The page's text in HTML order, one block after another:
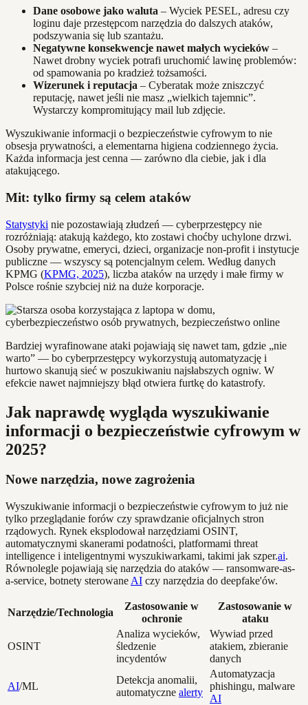
Dane osobowe jako waluta – Wyciek PESEL, adresu czy
loginu daje przestępcom narzędzia do dalszych ataków,
podszywania się lub szantażu.
Negatywne konsekwencje nawet małych wycieków –
Nawet drobny wyciek potrafi uruchomić lawinę problemów:
od spamowania po kradzież tożsamości.
Wizerunek i reputacja – Cyberatak może zniszczyć
reputację, nawet jeśli nie masz „wielkich tajemnic”.
Wystarczy kompromitujący mail lub zdjęcie.
Wyszukiwanie informacji o bezpieczeństwie cyfrowym to nie
obsesja prywatności, a elementarna higiena codziennego życia.
Każda informacja jest cenna — zarówno dla ciebie, jak i dla
atakującego.
Mit: tylko firmy są celem ataków
Statystyki nie pozostawiają złudzeń — cyberprzestępcy nie
rozróżniają: atakują każdego, kto zostawi choćby uchylone drzwi.
Osoby prywatne, emeryci, dzieci, organizacje non-profit i instytucje
publiczne — wszyscy są potencjalnym celem. Według danych
KPMG (KPMG, 2025), liczba ataków na urzędy i małe firmy w
Polsce rośnie szybciej niż na duże korporacje.
Bardziej wyrafinowane ataki pojawiają się nawet tam, gdzie „nie
warto” — bo cyberprzestępcy wykorzystują automatyzację i
hurtowo skanują sieć w poszukiwaniu najsłabszych ogniw. W
efekcie nawet najmniejszy błąd otwiera furtkę do katastrofy.
Jak naprawdę wygląda wyszukiwanie
informacji o bezpieczeństwie cyfrowym w
2025?
Nowe narzędzia, nowe zagrożenia
Wyszukiwanie informacji o bezpieczeństwie cyfrowym to już nie
tylko przeglądanie forów czy sprawdzanie oficjalnych stron
rządowych. Rynek eksplodował narzędziami OSINT,
automatycznymi skanerami podatności, platformami threat
intelligence i inteligentnymi wyszukiwarkami, takimi jak szper.ai.
Równolegle pojawiają się narzędzia do ataków — ransomware-as-
a-service, botnety sterowane AI czy narzędzia do deepfake'ów.
Narzędzie/Technologia
Zastosowanie w
ochronie
Zastosowanie w
ataku
OSINT
Analiza wycieków,
śledzenie
incydentów
Wywiad przed
atakiem, zbieranie
danych
AI/ML
Detekcja anomalii,
automatyczne alerty
Automatyzacja
phishingu, malware
AI